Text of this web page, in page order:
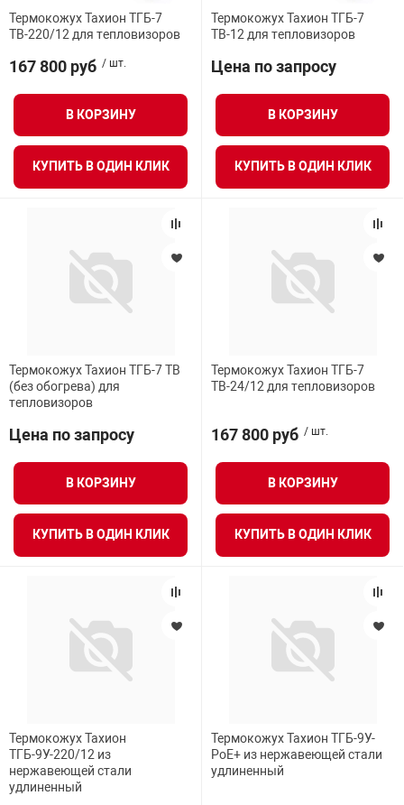
Термокожух Тахион ТГБ-7
ТВ-220/12 для тепловизоров
167 800 руб / шт.
В КОРЗИНУ
КУПИТЬ В ОДИН КЛИК
Термокожух Тахион ТГБ-7
ТВ-12 для тепловизоров
Цена по запросу
В КОРЗИНУ
КУПИТЬ В ОДИН КЛИК
Термокожух Тахион ТГБ-7 ТВ
(без обогрева) для
тепловизоров
Цена по запросу
В КОРЗИНУ
КУПИТЬ В ОДИН КЛИК
Термокожух Тахион ТГБ-7
ТВ-24/12 для тепловизоров
167 800 руб / шт.
В КОРЗИНУ
КУПИТЬ В ОДИН КЛИК
Термокожух Тахион
ТГБ-9У-220/12 из
нержавеющей стали
удлиненный
Термокожух Тахион ТГБ-9У-
PoE+ из нержавеющей стали
удлиненный